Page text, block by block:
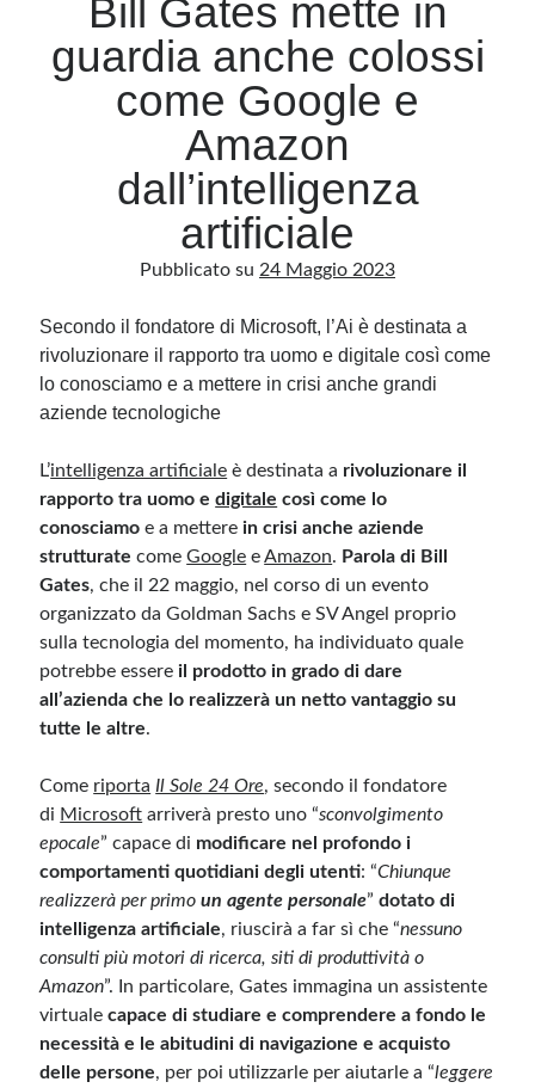
Archivio
Categorie
senza alcuna periodicità. Non può pertanto considerarsi un prodotto editoriale ai
sensi della legge n· 62 del 7.03.2001. L’autore non è responsabile di quanto
pubblicato dai lettori nei commenti ai vari post. Saranno comunque cancellati quelli
ritenuti offensivi o lesivi dell’immagine o dell’onorabilità di terzi, di genere spam,
razzisti o che contengano dati personali non conformi al rispetto delle norme sulla
diritti d’autore, vi invito a comunicarlo via e-mail a info[at]dinovalle.it e saranno
immediatamente rimosse. L’autore del blog non è responsabile dei siti collegati
tramite link né del loro contenuto, che può essere soggetto a variazioni nel tempo.
Meta
Accedi
Feed dei contenuti
Feed dei commenti
WordPress.org
Bill Gates mette in
guardia anche colossi
come Google e
Amazon
dall’intelligenza
artificiale
Pubblicato su 24 Maggio 2023
Secondo il fondatore di Microsoft, l’Ai è destinata a
rivoluzionare il rapporto tra uomo e digitale così come
lo conosciamo e a mettere in crisi anche grandi
aziende tecnologiche
L’intelligenza artificiale è destinata a rivoluzionare il
rapporto tra uomo edigitale così come lo
conosciamo e a metterein crisi anche aziende
strutturate comeGoogle eAmazon. Parola di Bill
Gates, che il 22 maggio, nel corso di un evento
organizzato da Goldman Sachs e SV Angel proprio
sulla tecnologia del momento, ha individuato quale
potrebbe essereil prodotto in grado di dare
all’azienda che lo realizzerà un netto vantaggio su
tutte le altre.
Come riporta Il Sole 24 Ore, secondo il fondatore
di Microsoft arriverà presto uno “sconvolgimento
epocale” capace di modificare nel profondo i
comportamenti quotidiani degli utenti: “Chiunque
realizzerà per primoun agente personale”dotato di
intelligenza artificiale, riuscirà a far sì che “nessuno
consulti più motori di ricerca, siti di produttività o
Amazon”. In particolare, Gates immagina un assistente
virtualecapace di studiare e comprendere a fondo le
necessità e le abitudini di navigazione e acquisto
delle persone, per poi utilizzarle per aiutarle a “leggere